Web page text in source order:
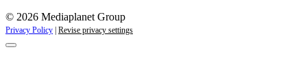
© 2026 Mediaplanet Group
Privacy Policy Revise privacy settings